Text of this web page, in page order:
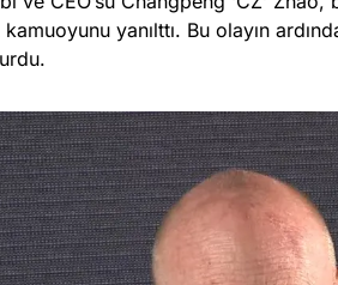
yanılttı. Bu olayın